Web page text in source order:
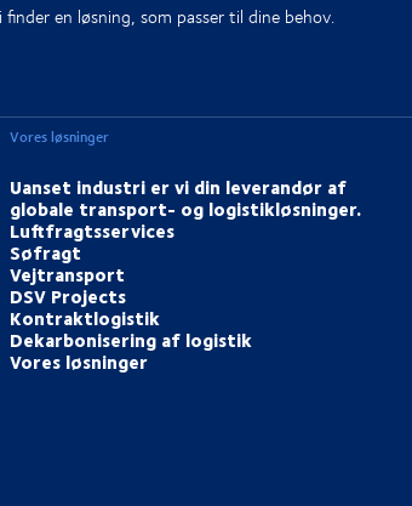
en løsning, som passer til dine behov.
Vores løsninger
Uanset industri er vi din leverandør af
globale transport- og logistikløsninger.
Luftfragtsservices
Søfragt
Vejtransport
DSV Projects
Kontraktlogistik
Dekarbonisering af logistik
Vores løsninger